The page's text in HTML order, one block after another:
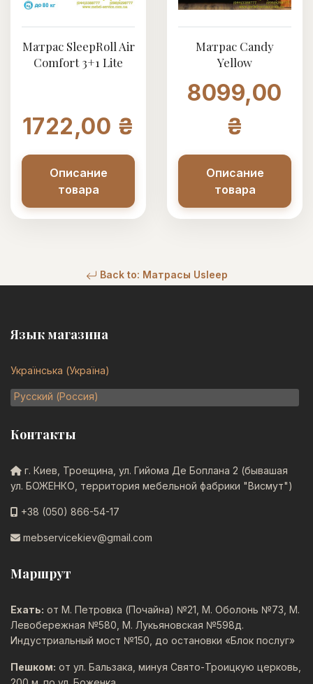
Матрас SleepRoll Air
Comfort 3+1 Lite
1722,00 ₴
Описание
товара
Матрас Candy
Yellow
8099,00
₴
Описание
товара
Back to: Матрасы Usleep
Язык магазина
Українська (Україна)
Русский (Россия)
Контакты
г. Киев, Троещина, ул. Гийома Де Боплана 2 (бывашая
ул. БОЖЕНКО, территория мебельной фабрики "Висмут")
+38 (050) 866-54-17
mebservicekiev@gmail.com
Маршрут
Ехать: от М. Петровка (Почайна) №21, М. Оболонь №73, М.
Левобережная №580, М. Лукьяновская №598д.
Индустриальный мост №150, до остановки «Блок послуг»
Пешком: от ул. Бальзака, минуя Свято-Троицкую церковь,